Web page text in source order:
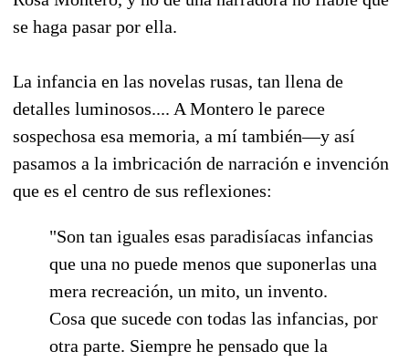
se haga pasar por ella.
La infancia en las novelas rusas, tan llena de
detalles luminosos.... A Montero le parece
sospechosa esa memoria, a mí también—y así
pasamos a la imbricación de narración e invención
que es el centro de sus reflexiones:
"Son tan iguales esas paradisíacas infancias
que una no puede menos que suponerlas una
mera recreación, un mito, un invento.
Cosa que sucede con todas las infancias, por
otra parte. Siempre he pensado que la